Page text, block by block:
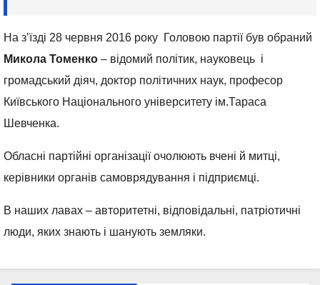
На з’їзді 28 червня 2016 року Головою партії був обраний
Микола Томенко – відомий політик, науковець і
громадський діяч, доктор політичних наук, професор
Київського Національного університету ім.Тараса
Шевченка.
Обласні партійні організації очолюють вчені й митці,
керівники органів самоврядування і підприємці.
В наших лавах – авторитетні, відповідальні, патріотичні
люди, яких знають і шанують земляки.